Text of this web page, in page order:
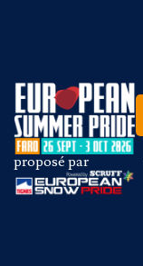
proposé par